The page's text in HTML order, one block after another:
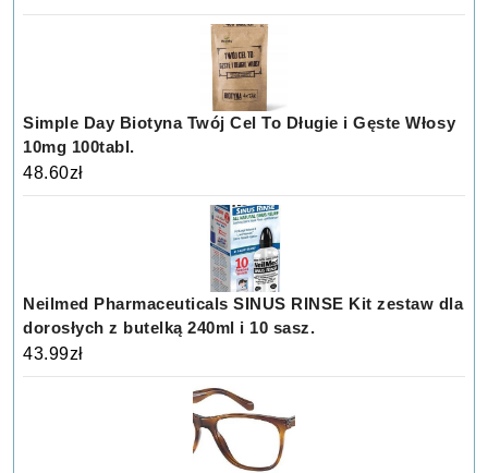
Simple Day Biotyna Twój Cel To Długie i Gęste Włosy
10mg 100tabl.
48.60zł
Neilmed Pharmaceuticals SINUS RINSE Kit zestaw dla
dorosłych z butelką 240ml i 10 sasz.
43.99zł